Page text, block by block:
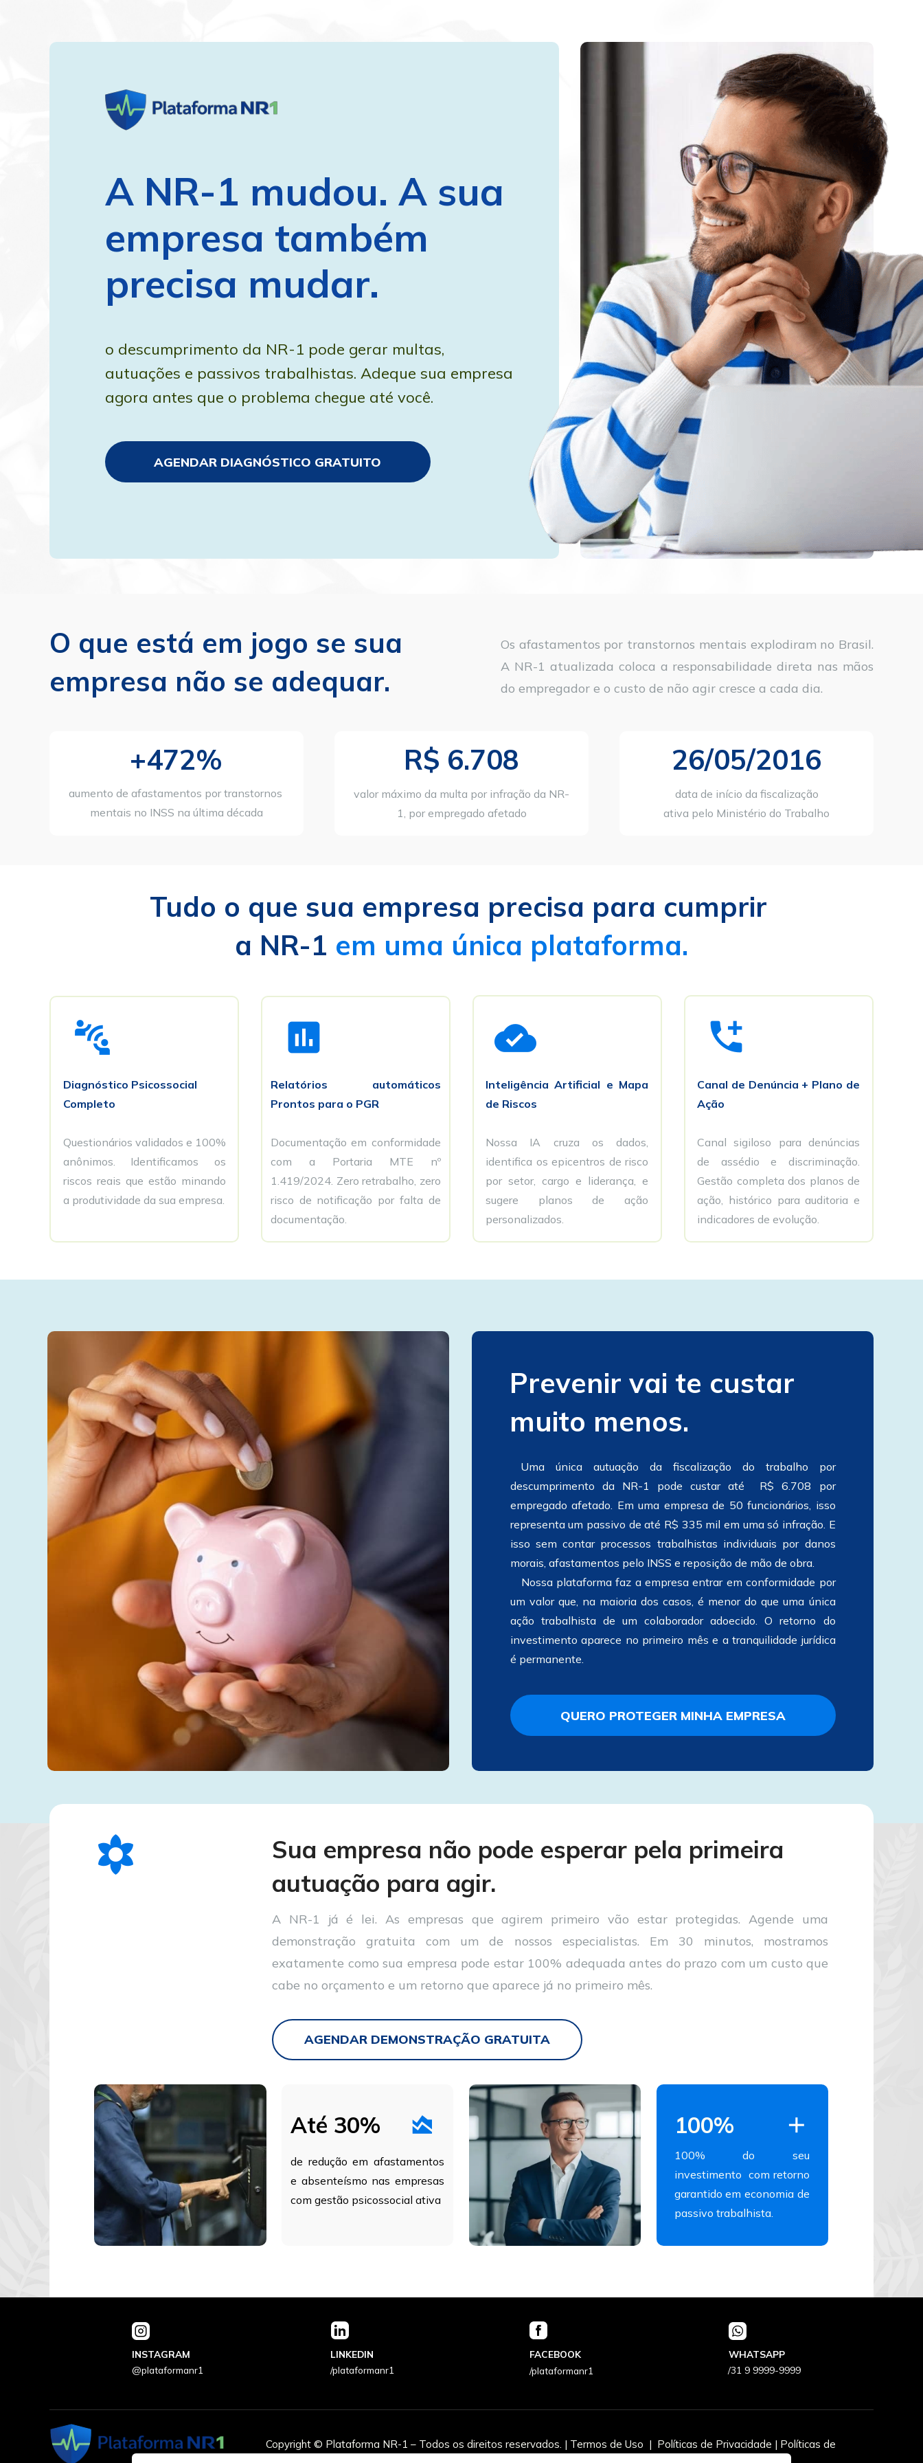
A NR-1 mudou. A sua
empresa também
precisa mudar.
o descumprimento da NR-1 pode gerar multas,
autuações e passivos trabalhistas. Adeque sua empresa
agora antes que o problema chegue até você.
AGENDAR DIAGNÓSTICO GRATUITO
O que está em jogo se sua
empresa não se adequar.
Os afastamentos por transtornos mentais explodiram no Brasil.
A NR-1 atualizada coloca a responsabilidade direta nas mãos
do empregador e o custo de não agir cresce a cada dia.
+472% R$ 6.708 26/05/2016
aumento de afastamentos por transtornos
mentais no INSS na última década
valor máximo da multa por infração da NR-
1, por empregado afetado
data de início da fiscalização
ativa pelo Ministério do Trabalho
Tudo o que sua empresa precisa para cumprir
a NR-1 em uma única plataforma.
Diagnóstico Psicossocial
Completo
Questionários validados e 100%
anônimos. Identificamos os
riscos reais que estão minando
a produtividade da sua empresa.
Relatórios automáticos
Prontos para o PGR
Documentação em conformidade
com a Portaria MTE nº
1.419/2024. Zero retrabalho, zero
documentação.
Inteligência Artificial e Mapa
de Riscos
Nossa IA cruza os dados,
identifica os epicentros de risco
por setor, cargo e liderança, e
personalizados.
Ação
Canal sigiloso para denúncias
de assédio e discriminação.
Gestão completa dos planos de
ação, histórico para auditoria e
indicadores de evolução.
Prevenir vai te custar
muito menos.
descumprimento da NR-1 pode custar até  R$ 6.708 por
empregado afetado. Em uma empresa de 50 funcionários, isso
isso sem contar processos trabalhistas individuais por danos
morais, afastamentos pelo INSS e reposição de mão de obra.
um valor que, na maioria dos casos, é menor do que uma única
ação trabalhista de um colaborador adoecido. O retorno do
investimento aparece no primeiro mês e a tranquilidade jurídica
é permanente.
QUERO PROTEGER MINHA EMPRESA
Sua empresa não pode esperar pela primeira
autuação para agir.
A NR-1 já é lei. As empresas que agirem primeiro vão estar protegidas. Agende uma
demonstração gratuita com um de nossos especialistas. Em 30 minutos, mostramos
exatamente como sua empresa pode estar 100% adequada antes do prazo com um custo que
cabe no orçamento e um retorno que aparece já no primeiro mês.
AGENDAR DEMONSTRAÇÃO GRATUITA
100%
Até 30%
100% do seu
investimento  com retorno
garantido em economia de
passivo trabalhista.
de redução em afastamentos
e absenteísmo nas empresas
com gestão psicossocial ativa
INSTAGRAM LINKEDIN WHATSAPP
FACEBOOK
@plataformanr1
/plataformanr1 /plataformanr1 /31 9 9999-9999
Copyright © Plataforma NR-1 – Todos os direitos reservados. | Termos de Uso  |  Políticas de Privacidade | Políticas de